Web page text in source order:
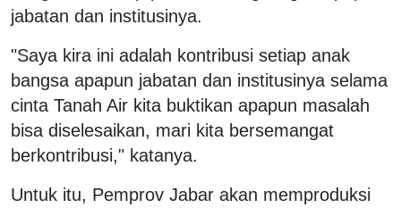
jabatan dan institusinya.
"Saya kira ini adalah kontribusi setiap anak
bangsa apapun jabatan dan institusinya selama
cinta Tanah Air kita buktikan apapun masalah
bisa diselesaikan, mari kita bersemangat
berkontribusi," katanya.
Untuk itu, Pemprov Jabar akan memproduksi